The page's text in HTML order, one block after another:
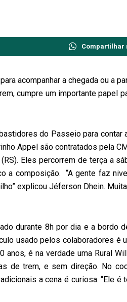
Compartilhar
acompanhar a chegada ou a
cumpre um importante papel
do Passeio para contar
Appel são contratados pela
Eles percorrem de terça a
a composição. “A gente faz
explicou Jéferson Dhein.
durante 8h por dia e a bordo
usado pelos colaboradores é
é na verdade uma Rural
de trem, e sem direção. No
a cena é curiosa. “Ele